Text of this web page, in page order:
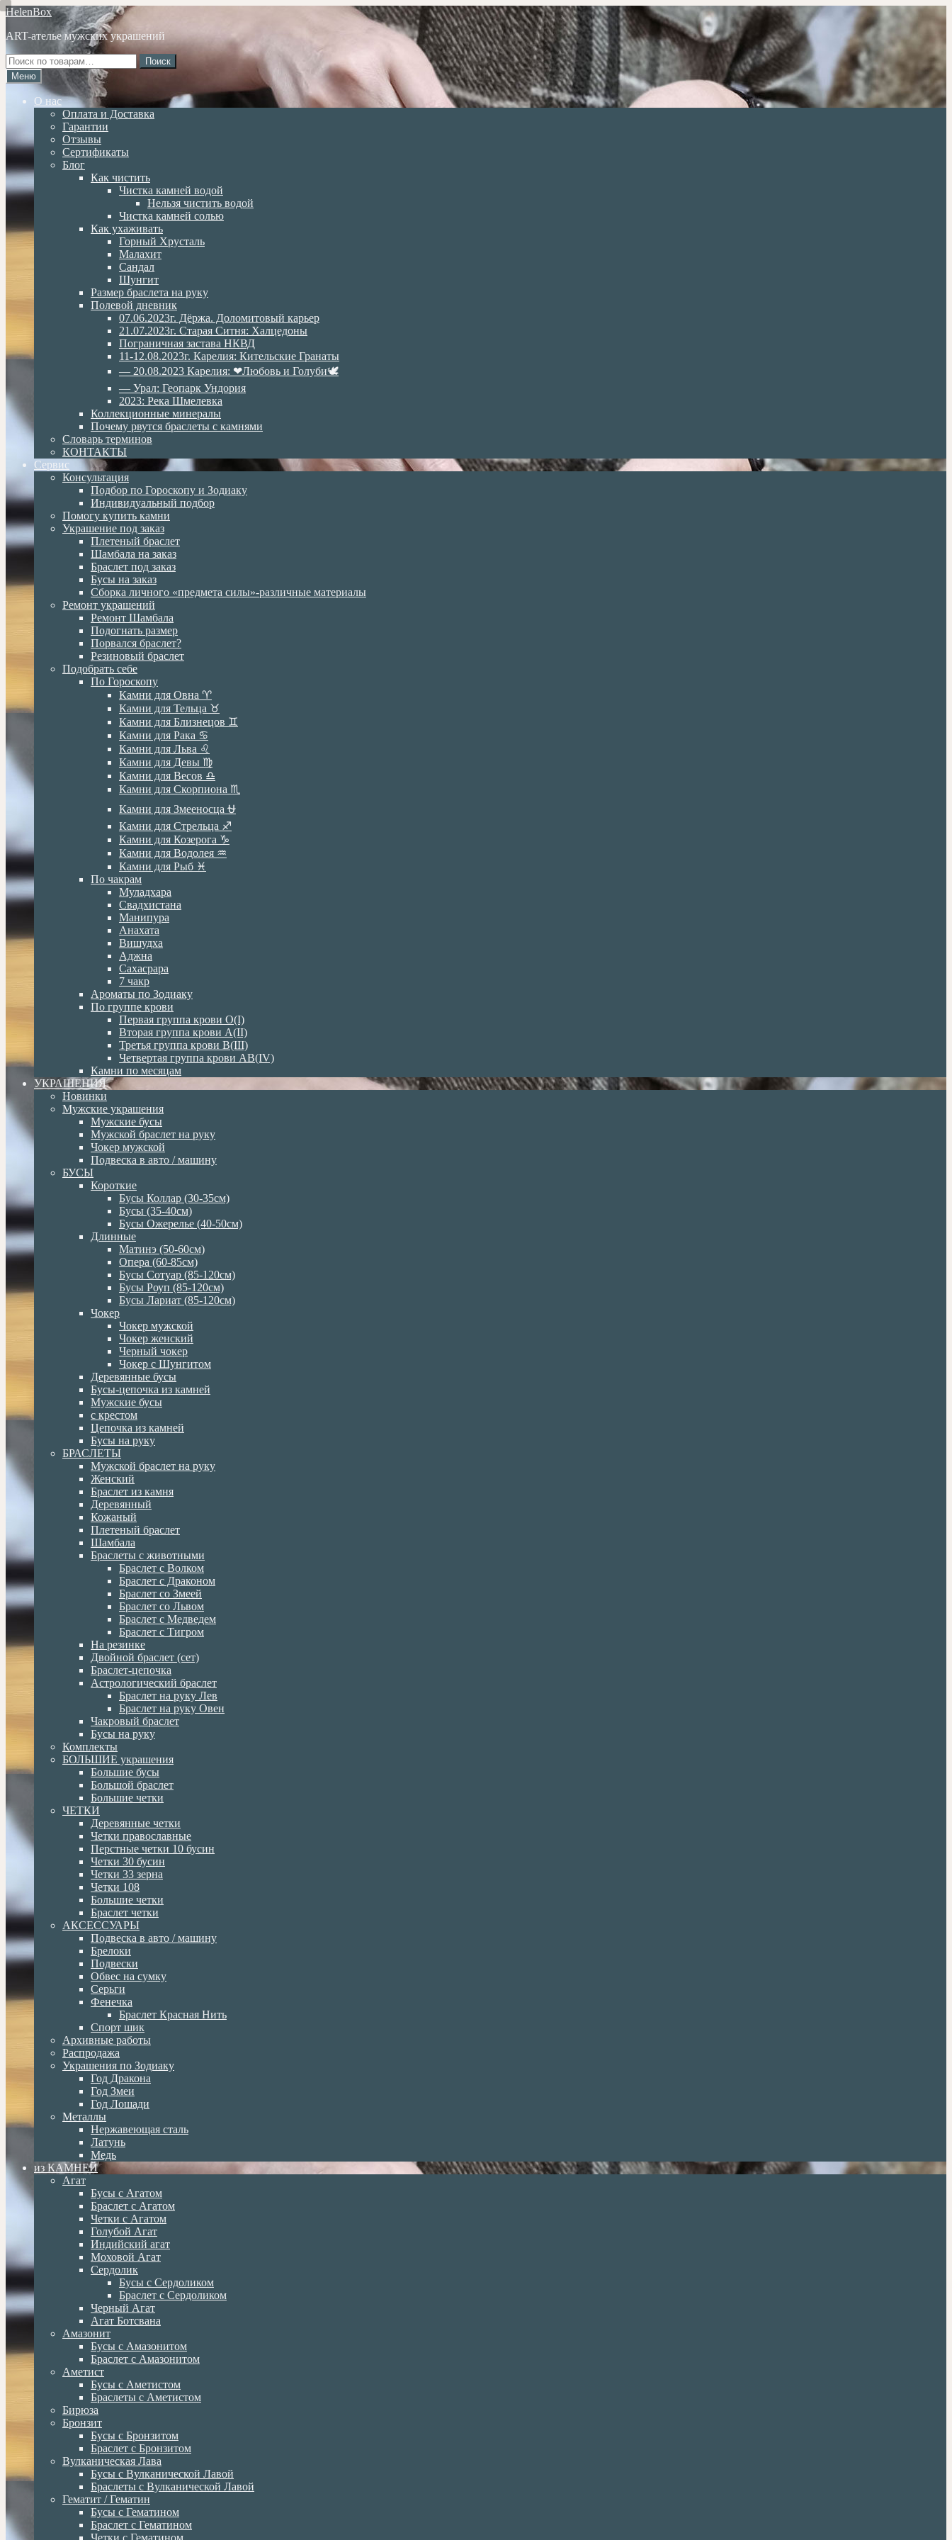
Перейти
навигации
Перейти
содержимому
HelenBox
ART-ателье мужских украшений
Искать:
Поиск
Меню
О нас
Оплата и Доставка
Гарантии
Отзывы
Сертификаты
Блог
Как чистить
Чистка камней водой
Нельзя чистить водой
Чистка камней солью
Как ухаживать
Горный Хрусталь
Малахит
Сандал
Шунгит
Размер браслета на руку
Полевой дневник
07.06.2023г. Дёржа. Доломитовый карьер
21.07.2023г. Старая Ситня: Халцедоны
Пограничная застава НКВД
11-12.08.2023г. Карелия: Кительские Гранаты
— 20.08.2023 Карелия: ❤Любовь и Голуби🕊
— Урал: Геопарк Ундория
2023: Река Шмелевка
Коллекционные минералы
Почему рвутся браслеты с камнями
Словарь терминов
КОНТАКТЫ
Сервис
Консультация
Подбор по Гороскопу и Зодиаку
Индивидуальный подбор
Помогу купить камни
Украшение под заказ
Плетеный браслет
Шамбала на заказ
Браслет под заказ
Бусы на заказ
Сборка личного «предмета силы»-различные материалы
Ремонт украшений
Ремонт Шамбала
Подогнать размер
Порвался браслет?
Резиновый браслет
Подобрать себе
По Гороскопу
Камни для Овна ♈️
Камни для Тельца ♉️
Камни для Близнецов ♊️
Камни для Рака ♋️
Камни для Льва ♌️
Камни для Девы ♍️
Камни для Весов ♎️
Камни для Скорпиона ♏️
Камни для Змееносца ⛎
Камни для Стрельца ♐️
Камни для Козерога ♑️
Камни для Водолея ♒️
Камни для Рыб ♓️
По чакрам
Муладхара
Свадхистана
Манипура
Анахата
Вишудха
Аджна
Сахасрара
7 чакр
Ароматы по Зодиаку
По группе крови
Первая группа крови О(I)
Вторая группа крови А(II)
Третья группа крови В(III)
Четвертая группа крови АВ(IV)
Камни по месяцам
УКРАШЕНИЯ
Новинки
Мужские украшения
Мужские бусы
Мужской браслет на руку
Чокер мужской
Подвеска в авто / машину
БУСЫ
Короткие
Бусы Коллар (30-35см)
Бусы (35-40см)
Бусы Ожерелье (40-50см)
Длинные
Матинэ (50-60см)
Опера (60-85см)
Бусы Сотуар (85-120см)
Бусы Роуп (85-120см)
Бусы Лариат (85-120см)
Чокер
Чокер мужской
Чокер женский
Черный чокер
Чокер с Шунгитом
Деревянные бусы
Бусы-цепочка из камней
Мужские бусы
с крестом
Цепочка из камней
Бусы на руку
БРАСЛЕТЫ
Мужской браслет на руку
Женский
Браслет из камня
Деревянный
Кожаный
Плетеный браслет
Шамбала
Браслеты с животными
Браслет с Волком
Браслет с Драконом
Браслет со Змеей
Браслет со Львом
Браслет с Медведем
Браслет с Тигром
На резинке
Двойной браслет (сет)
Браслет-цепочка
Астрологический браслет
Браслет на руку Лев
Браслет на руку Овен
Чакровый браслет
Бусы на руку
Комплекты
БОЛЬШИЕ украшения
Большие бусы
Большой браслет
Большие четки
ЧЕТКИ
Деревянные четки
Четки православные
Перстные четки 10 бусин
Четки 30 бусин
Четки 33 зерна
Четки 108
Большие четки
Браслет четки
АКСЕССУАРЫ
Подвеска в авто / машину
Брелоки
Подвески
Обвес на сумку
Серьги
Фенечка
Браслет Красная Нить
Спорт шик
Архивные работы
Распродажа
Украшения по Зодиаку
Год Дракона
Год Змеи
Год Лошади
Металлы
Нержавеющая сталь
Латунь
Медь
из КАМНЕЙ
Агат
Бусы с Агатом
Браслет с Агатом
Четки с Агатом
Голубой Агат
Индийский агат
Моховой Агат
Сердолик
Бусы с Сердоликом
Браслет с Сердоликом
Черный Агат
Агат Ботсвана
Амазонит
Бусы с Амазонитом
Браслет с Амазонитом
Аметист
Бусы с Аметистом
Браслеты с Аметистом
Бирюза
Бронзит
Бусы с Бронзитом
Браслет с Бронзитом
Вулканическая Лава
Бусы с Вулканической Лавой
Браслеты с Вулканической Лавой
Гематит / Гематин
Бусы с Гематином
Браслет с Гематином
Четки с Гематином